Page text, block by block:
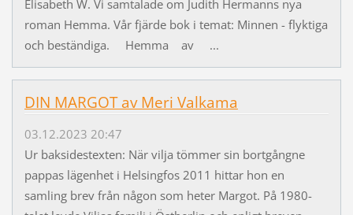
Elisabeth W. Vi samtalade om Judith Hermanns nya
roman Hemma. Vår fjärde bok i temat: Minnen - flyktiga
och beständiga. Hemma av ...
DIN MARGOT av Meri Valkama
03.12.2023 20:47
Ur baksidestexten: När vilja tömmer sin bortgångne
pappas lägenhet i Helsingfos 2011 hittar hon en
samling brev från någon som heter Margot. På 1980-